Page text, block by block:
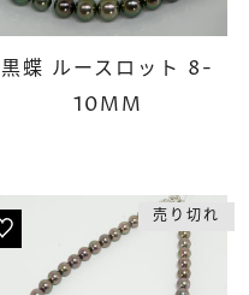
黒蝶 ルースロット 8-
10MM
売り切れ